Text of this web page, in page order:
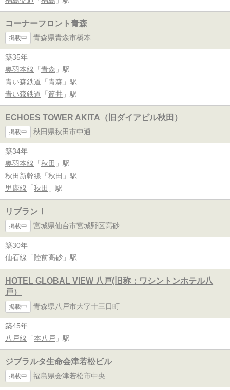
コーナーフロント青森
掲載中 青森県青森市橋本
築35年
奥羽本線 「 青森 」駅
青い森鉄道 「 青森 」駅
青い森鉄道 「 筒井 」駅
ECHOES TOWER AKITA（旧ダイアビル秋田）
掲載中 秋田県秋田市中通
築34年
奥羽本線 「 秋田 」駅
秋田新幹線 「 秋田 」駅
男鹿線 「 秋田 」駅
リプランⅠ
掲載中 宮城県仙台市宮城野区高砂
築30年
仙石線 「 陸前高砂 」駅
HOTEL GLOBAL VIEW 八戸(旧称：ワシントンホテル八
戸）
掲載中 青森県八戸市大字十三日町
築45年
八戸線 「 本八戸 」駅
ジブラルタ生命会津若松ビル
掲載中 福島県会津若松市中央